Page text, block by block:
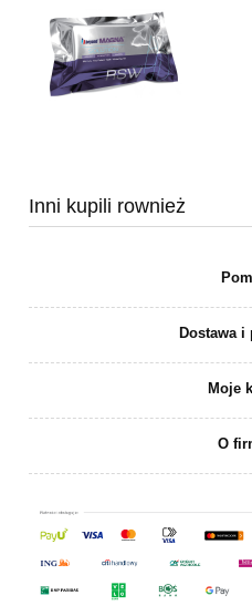
Inni kupili rownież
Dostawa i
Moje
O